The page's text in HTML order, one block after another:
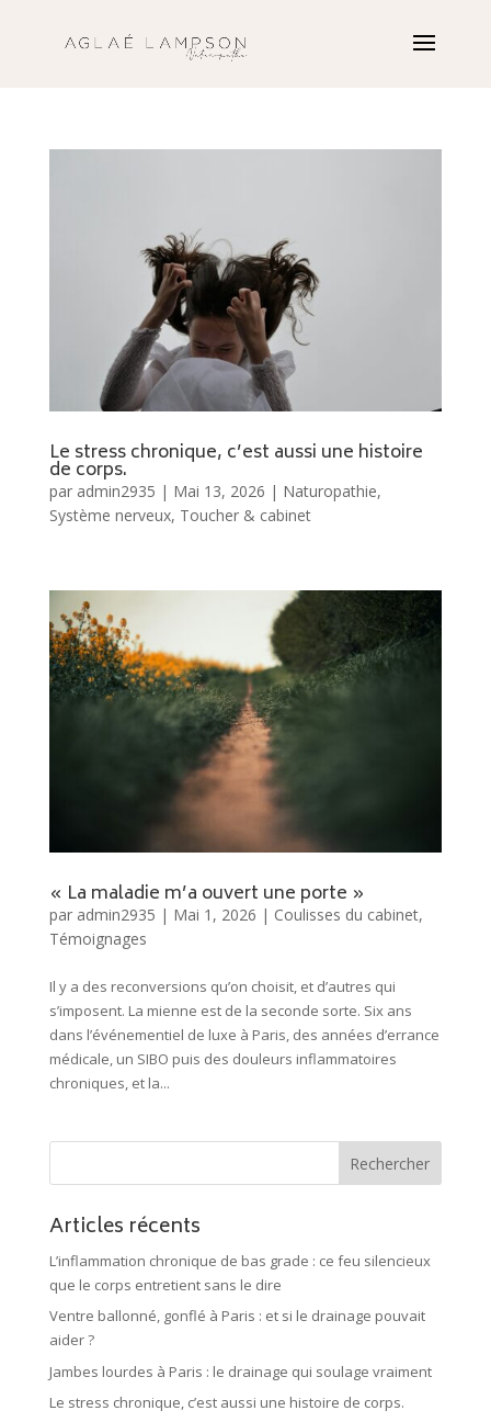
Le stress chronique, c’est aussi une histoire
de corps.
par admin2935 | Mai 13, 2026 | Naturopathie,
Système nerveux, Toucher & cabinet
« La maladie m’a ouvert une porte »
par admin2935 | Mai 1, 2026 | Coulisses du cabinet,
Témoignages
Il y a des reconversions qu’on choisit, et d’autres qui
s’imposent. La mienne est de la seconde sorte. Six ans
dans l’événementiel de luxe à Paris, des années d’errance
médicale, un SIBO puis des douleurs inflammatoires
chroniques, et la...
Articles récents
L’inflammation chronique de bas grade : ce feu silencieux
que le corps entretient sans le dire
Ventre ballonné, gonflé à Paris : et si le drainage pouvait
aider ?
Jambes lourdes à Paris : le drainage qui soulage vraiment
Le stress chronique, c’est aussi une histoire de corps.